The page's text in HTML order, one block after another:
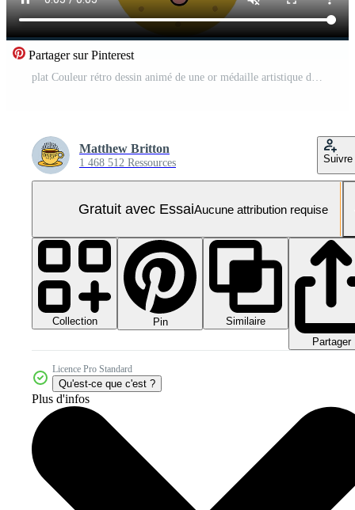
Partager sur Pinterest
plat Couleur rétro dessin animé de une or médaille artistique dessin Vidéo Pro
Matthew Britton
1 468 512 Ressources Suivre
Gratuit avec EssaiAucune attribution requise
Collection Pin
Similaire
Partager
Licence Pro Standard
Qu'est-ce que c'est ?
Plus d'infos